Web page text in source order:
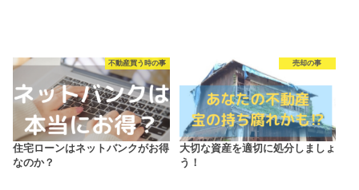
不動産買う時の事
住宅ローンはネットバンクがお得
なのか？
売却の事
大切な資産を適切に処分しましょ
う！